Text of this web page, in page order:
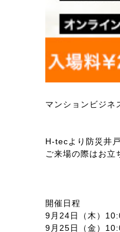
マンションビジネ
H-tecより防災井
ご来場の際はお立
開催日程
9月24日（木）
9月25日（金）